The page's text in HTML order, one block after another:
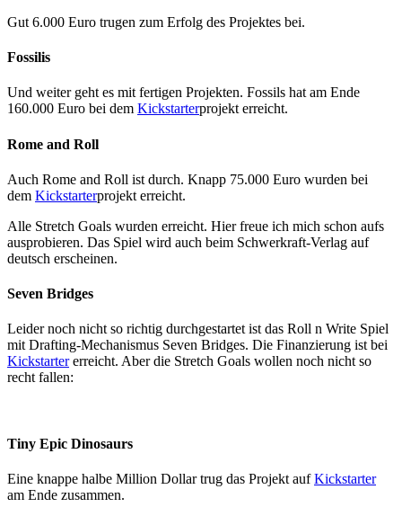
Gut 6.000 Euro trugen zum Erfolg des Projektes bei.
Fossilis
Und weiter geht es mit fertigen Projekten. Fossils hat am Ende
160.000 Euro bei dem Kickstarterprojekt erreicht.
Rome and Roll
Auch Rome and Roll ist durch. Knapp 75.000 Euro wurden bei
dem Kickstarterprojekt erreicht.
Alle Stretch Goals wurden erreicht. Hier freue ich mich schon aufs
ausprobieren. Das Spiel wird auch beim Schwerkraft-Verlag auf
deutsch erscheinen.
Seven Bridges
Leider noch nicht so richtig durchgestartet ist das Roll n Write Spiel
mit Drafting-Mechanismus Seven Bridges. Die Finanzierung ist bei
Kickstartererreicht. Aber die Stretch Goals wollen noch nicht so
recht fallen:
Tiny Epic Dinosaurs
Eine knappe halbe Million Dollar trug das Projekt aufKickstarter
am Ende zusammen.